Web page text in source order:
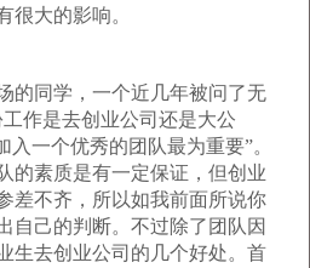
很大的影响。
的同学，一个近几年被问了无
作是去创业公司还是大公
入一个优秀的团队最为重要”。
的素质是有一定保证，但创业
差不齐，所以如我前面所说你
自己的判断。不过除了团队因
生去创业公司的几个好处。首